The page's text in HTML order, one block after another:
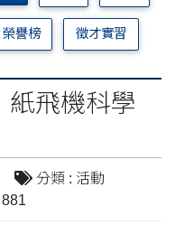
榮譽榜 徵才實習
紙飛機科學
分類 : 活動